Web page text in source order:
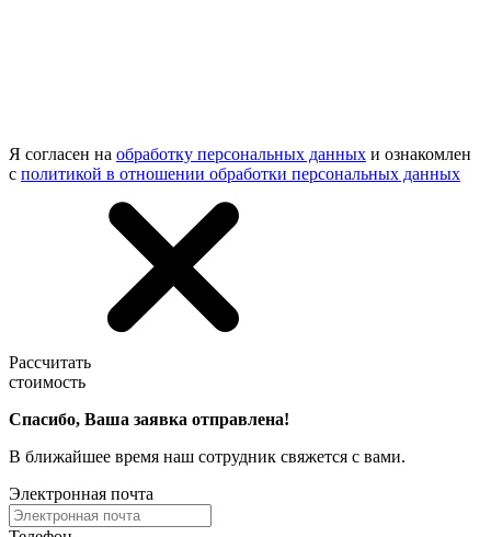
Я согласен на обработку персональных данных и ознакомлен
с политикой в отношении обработки персональных данных
Рассчитать
стоимость
Спасибо, Ваша заявка отправлена!
В ближайшее время наш сотрудник свяжется с вами.
Электронная почта